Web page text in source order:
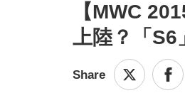
【MWC
上陸？「S6